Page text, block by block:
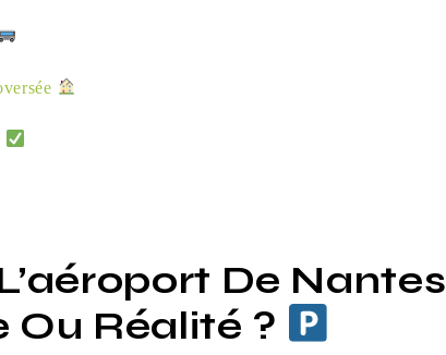
De Nantes
Réalité ?